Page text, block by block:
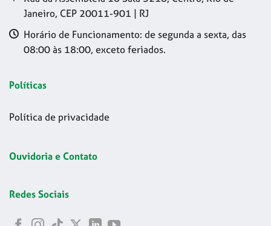
Janeiro, CEP 20011-901 | RJ
Horário de Funcionamento: de segunda a sexta, das
08:00 às 18:00, exceto feriados.
Políticas
Política de privacidade
Ouvidoria e Contato
Redes Sociais